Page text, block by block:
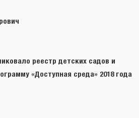
реестр детских садов и
«Доступная среда» 2018 года